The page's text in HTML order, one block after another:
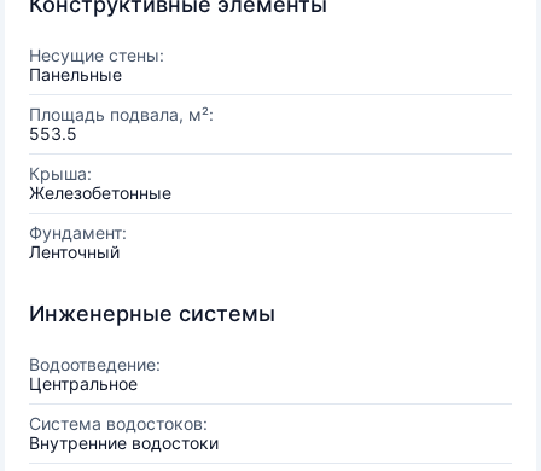
Несущие стены:
Панельные
Площадь подвала, м²:
553.5
Крыша:
Железобетонные
Фундамент:
Ленточный
Инженерные системы
Водоотведение:
Центральное
Система водостоков:
Внутренние водостоки